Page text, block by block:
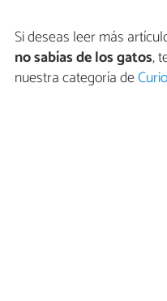
Si deseas leer más
no sabías de los gatos,
nuestra categoría de